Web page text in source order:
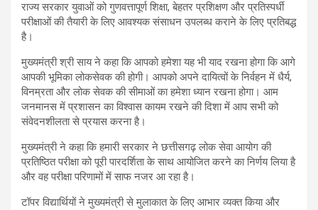
राज्य सरकार युवाओं को गुणवत्तापूर्ण शिक्षा, बेहतर प्रशिक्षण और प्रतिस्पर्धी
परीक्षाओं की तैयारी के लिए आवश्यक संसाधन उपलब्ध कराने के लिए प्रतिबद्ध
है।
मुख्यमंत्री श्री साय ने कहा कि आपको हमेशा यह भी याद रखना होगा कि आगे
आपकी भूमिका लोकसेवक की होगी। आपको अपने दायित्वों के निर्वहन में धैर्य,
विनम्रता और लोक सेवक की सीमाओं का हमेशा ध्यान रखना होगा। आम
जनमानस में प्रशासन का विश्वास कायम रखने की दिशा में आप सभी को
संवेदनशीलता से प्रयास करना है।
मुख्यमंत्री ने कहा कि हमारी सरकार ने छत्तीसगढ़ लोक सेवा आयोग की
प्रतिष्ठित परीक्षा को पूरी पारदर्शिता के साथ आयोजित करने का निर्णय लिया है
और वह परीक्षा परिणामों में साफ नजर आ रहा है।
टॉपर विद्यार्थियों ने मुख्यमंत्री से मुलाकात के लिए आभार व्यक्त किया और